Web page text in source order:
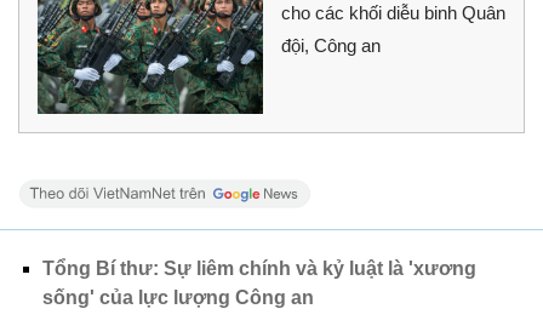
cho các khối diễu binh Quân
đội, Công an
Tổng Bí thư: Sự liêm chính và kỷ luật là 'xương
sống' của lực lượng Công an